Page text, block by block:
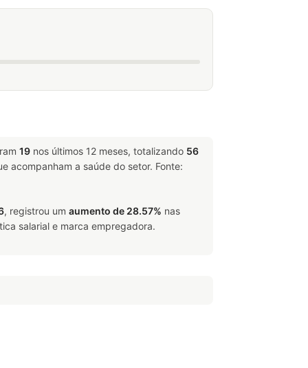
19 nos últimos 12 meses, totalizando 56
acompanham a saúde do setor. Fonte:
, registrou um aumento de 28.57% nas
salarial e marca empregadora.